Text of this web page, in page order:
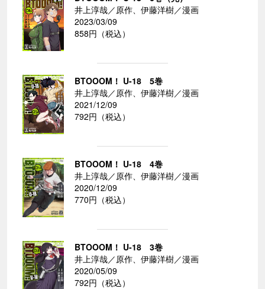
井上淳哉／原作、伊藤洋樹／漫画
2023/03/09
858円（税込）
BTOOOM！ U-18 5巻
井上淳哉／原作、伊藤洋樹／漫画
2021/12/09
792円（税込）
BTOOOM！ U-18 4巻
井上淳哉／原作、伊藤洋樹／漫画
2020/12/09
770円（税込）
BTOOOM！ U-18 3巻
井上淳哉／原作、伊藤洋樹／漫画
2020/05/09
792円（税込）